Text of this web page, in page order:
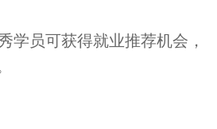
学员可获得就业推荐机会，